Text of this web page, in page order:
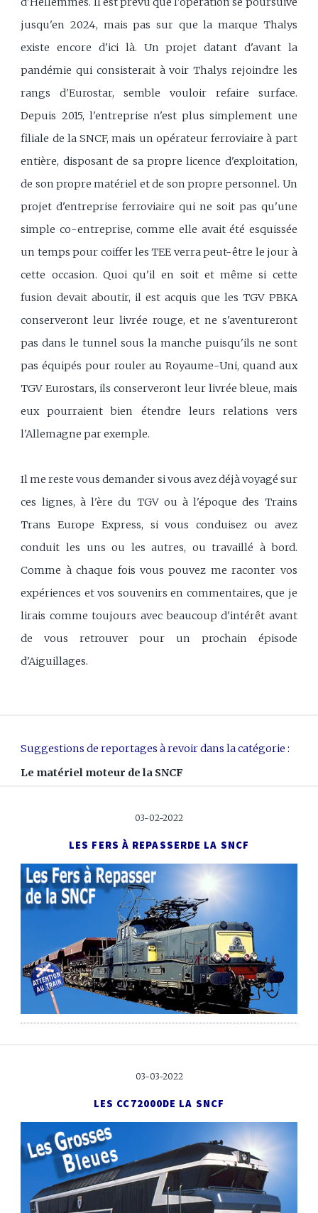
jusqu'en 2024, mais pas sur que la marque Thalys
existe encore d'ici là. Un projet datant d'avant la
pandémie qui consisterait à voir Thalys rejoindre les
rangs d'Eurostar, semble vouloir refaire surface.
Depuis 2015, l'entreprise n'est plus simplement une
filiale de la SNCF, mais un opérateur ferroviaire à part
entière, disposant de sa propre licence d'exploitation,
de son propre matériel et de son propre personnel. Un
projet d'entreprise ferroviaire qui ne soit pas qu'une
simple co-entreprise, comme elle avait été esquissée
un temps pour coiffer les TEE verra peut-être le jour à
cette occasion. Quoi qu'il en soit et même si cette
fusion devait aboutir, il est acquis que les TGV PBKA
conserveront leur livrée rouge, et ne s'aventureront
pas dans le tunnel sous la manche puisqu'ils ne sont
pas équipés pour rouler au Royaume-Uni, quand aux
TGV Eurostars, ils conserveront leur livrée bleue, mais
eux pourraient bien étendre leurs relations vers
l'Allemagne par exemple.
Il me reste vous demander si vous avez déjà voyagé sur
ces lignes, à l'ère du TGV ou à l'époque des Trains
Trans Europe Express, si vous conduisez ou avez
conduit les uns ou les autres, ou travaillé à bord.
Comme à chaque fois vous pouvez me raconter vos
expériences et vos souvenirs en commentaires, que je
lirais comme toujours avec beaucoup d'intérêt avant
de vous retrouver pour un prochain épisode
d'Aiguillages.
Suggestions de reportages à revoir dans la catégorie :
Le matériel moteur de la SNCF
03-02-2022
LES FERS À REPASSERDE LA SNCF
03-03-2022
LES CC72000DE LA SNCF